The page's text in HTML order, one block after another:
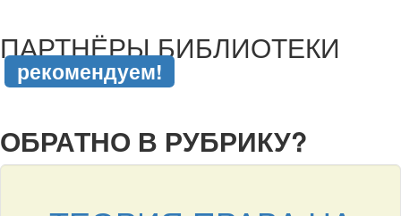
ПАРТНЁРЫ БИБЛИОТЕКИ
рекомендуем!
ОБРАТНО В РУБРИКУ?